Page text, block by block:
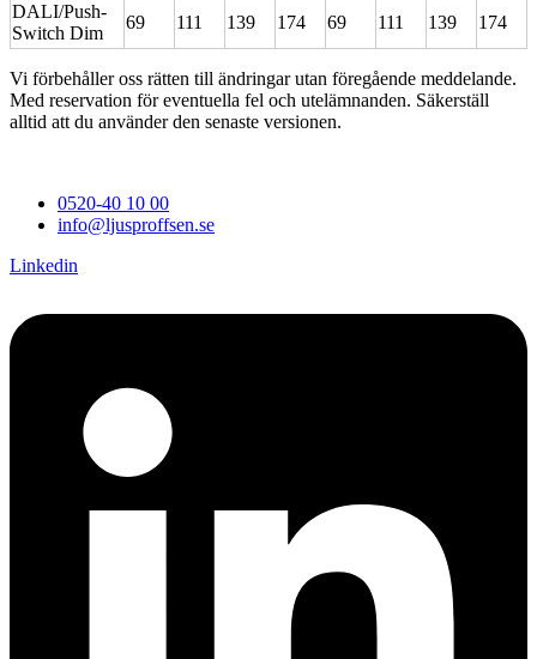
DALI/Push-
Switch Dim
69 111 139 174 69 111 139 174
Vi förbehåller oss rätten till ändringar utan föregående meddelande.
Med reservation för eventuella fel och utelämnanden. Säkerställ
alltid att du använder den senaste versionen.
0520-40 10 00
info@ljusproffsen.se
Linkedin